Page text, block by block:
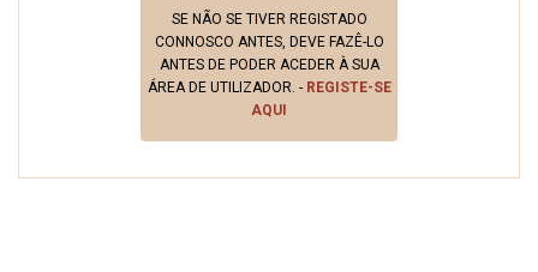
SE NÃO SE TIVER REGISTADO
CONNOSCO ANTES, DEVE FAZÊ-LO
ANTES DE PODER ACEDER À SUA
ÁREA DE UTILIZADOR. - REGISTE-SE
AQUI